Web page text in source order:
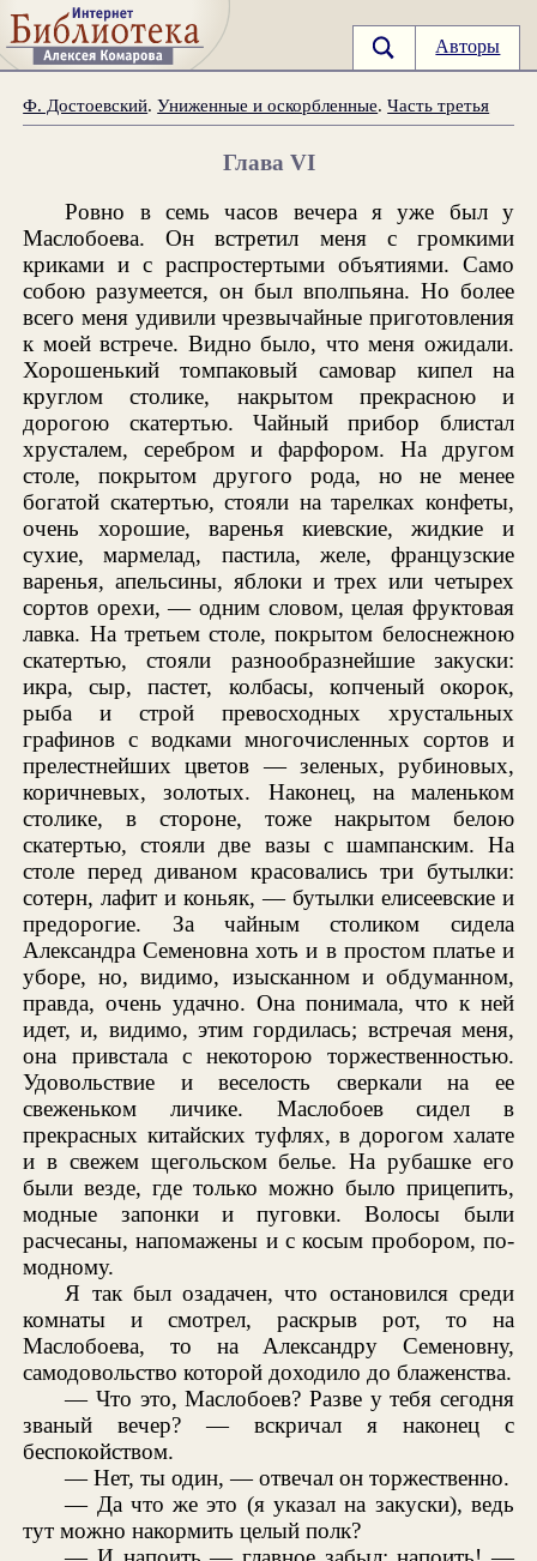
Авторы
Ф. Достоевский.Униженные и оскорбленные.Часть третья
Глава VI
Ровно в семь часов вечера я уже был у
Маслобоева. Он встретил меня с громкими
криками и с распростертыми объятиями. Само
собою разумеется, он был вполпьяна. Но более
всего меня удивили чрезвычайные приготовления
к моей встрече. Видно было, что меня ожидали.
Хорошенький томпаковый самовар кипел на
круглом столике, накрытом прекрасною и
дорогою скатертью. Чайный прибор блистал
хрусталем, серебром и фарфором. На другом
столе, покрытом другого рода, но не менее
богатой скатертью, стояли на тарелках конфеты,
очень хорошие, варенья киевские, жидкие и
сухие, мармелад, пастила, желе, французские
варенья, апельсины, яблоки и трех или четырех
сортов орехи, — одним словом, целая фруктовая
лавка. На третьем столе, покрытом белоснежною
скатертью, стояли разнообразнейшие закуски:
икра, сыр, пастет, колбасы, копченый окорок,
рыба и строй превосходных хрустальных
графинов с водками многочисленных сортов и
прелестнейших цветов — зеленых, рубиновых,
коричневых, золотых. Наконец, на маленьком
столике, в стороне, тоже накрытом белою
скатертью, стояли две вазы с шампанским. На
столе перед диваном красовались три бутылки:
сотерн, лафит и коньяк, — бутылки елисеевские и
предорогие. За чайным столиком сидела
Александра Семеновна хоть и в простом платье и
уборе, но, видимо, изысканном и обдуманном,
правда, очень удачно. Она понимала, что к ней
идет, и, видимо, этим гордилась; встречая меня,
она привстала с некоторою торжественностью.
Удовольствие и веселость сверкали на ее
свеженьком личике. Маслобоев сидел в
прекрасных китайских туфлях, в дорогом халате
и в свежем щегольском белье. На рубашке его
были везде, где только можно было прицепить,
модные запонки и пуговки. Волосы были
расчесаны, напомажены и с косым пробором, по-
модному.
Я так был озадачен, что остановился среди
комнаты и смотрел, раскрыв рот, то на
Маслобоева, то на Александру Семеновну,
самодовольство которой доходило до блаженства.
— Что это, Маслобоев? Разве у тебя сегодня
званый вечер? — вскричал я наконец с
беспокойством.
— Нет, ты один, — отвечал он торжественно.
— Да что же это (я указал на закуски), ведь
тут можно накормить целый полк?